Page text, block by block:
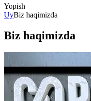
Yopish
UyBiz haqimizda
Biz haqimizda